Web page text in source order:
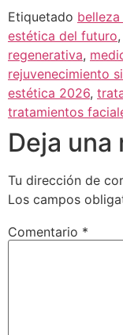
Etiquetado
estética del futuro,
regenerativa,
rejuvenecimiento
estética 2026,
tratamientos
Deja una
Tu dirección de
Los campos
Comentario *